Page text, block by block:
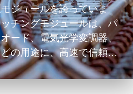
ジュールを誇っていま
チングモジュールは、パ
ード、電気光学変調器、
の用途に、高速で信頼性
を提供します。超低リプ
ーザーダイオード、科学